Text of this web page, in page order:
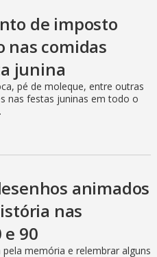
de imposto
nas comidas
junina
pé de moleque, entre outras
nas festas juninas em todo o
animados
nas
e 90
memória e relembrar alguns